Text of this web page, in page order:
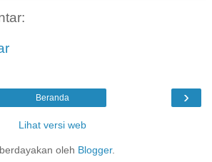
›
Beranda
Lihat versi web
oleh Blogger.